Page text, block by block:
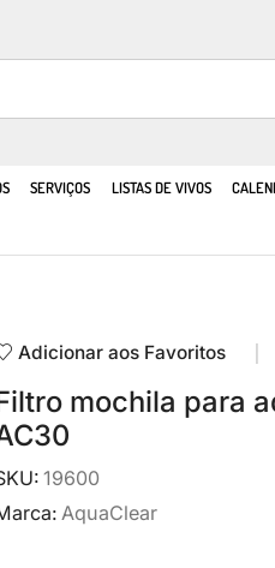
SERVIÇOS LISTAS DE VIVOS
Adicionar aos Favoritos
mochila para
19600
AquaClear